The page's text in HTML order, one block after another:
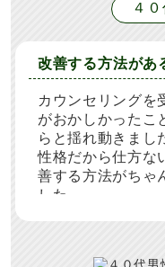
４
改善する方法があ
カウンセリングを
がおかしかったこ
らと揺れ動きまし
性格だから仕方な
善する方法がちゃ
した。